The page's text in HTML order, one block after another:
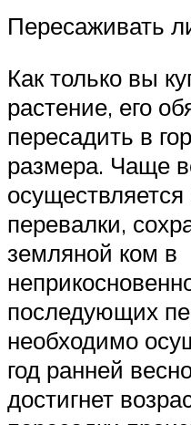
Пересаживать
Как только вы
растение, его
пересадить в
размера. Чаще
перевалки,
земляной ком в
последующих
необходимо
год ранней
достигнет